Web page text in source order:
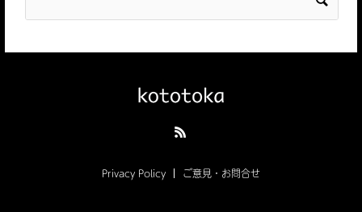
Privacy Policy ご意見・お問合せ